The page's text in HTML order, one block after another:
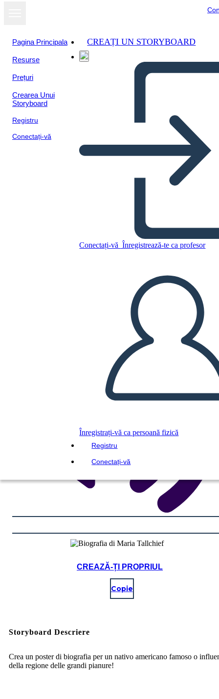
Pagina Principala
Resurse
Prețuri
Crearea Unui
Storyboard
Registru
Conectați-vă
CREAȚI UN STORYBOARD
Conectați-vă Înregistrează-te ca profesor
Înregistrați-vă ca persoană fizică
Registru
Conectați-vă
Copiați acest Storyboard
REDAȚI PREZENTAREA DE DIAPOZITIVE
CITESTE-MI
CREAZĂ-ȚI PROPRIUL
Copie
Storyboard Descriere
Crea un poster di biografia per un nativo americano famoso o
della regione delle grandi pianure!